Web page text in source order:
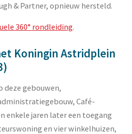
& Partner, opnieuw hersteld.
360° rondleiding.
Koningin Astridplein
deze gebouwen,
Café-
enkele jaren later een toegang
en vier winkelhuizen,